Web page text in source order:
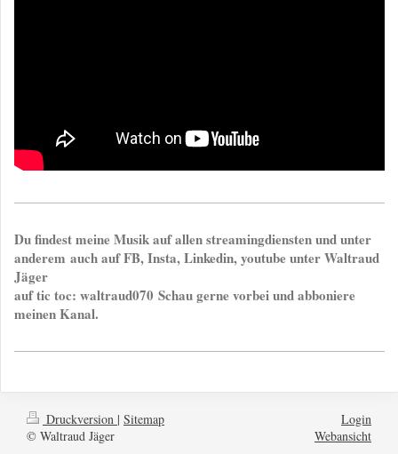
Du findest meine Musik auf allen streamingdiensten und unter
anderem auch auf FB, Insta, Linkedin, youtube unter Waltraud
Jäger
auf tic toc: waltraud070 Schau gerne vorbei und abboniere
meinen Kanal.
Druckversion | Sitemap
© Waltraud Jäger
Login
Webansicht